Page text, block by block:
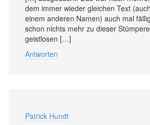
dem immer wieder gleichen Text
einem anderen Namen) auch mal
schon nichts mehr zu dieser
geistlosen […]
Antworten
Patrick Hundt